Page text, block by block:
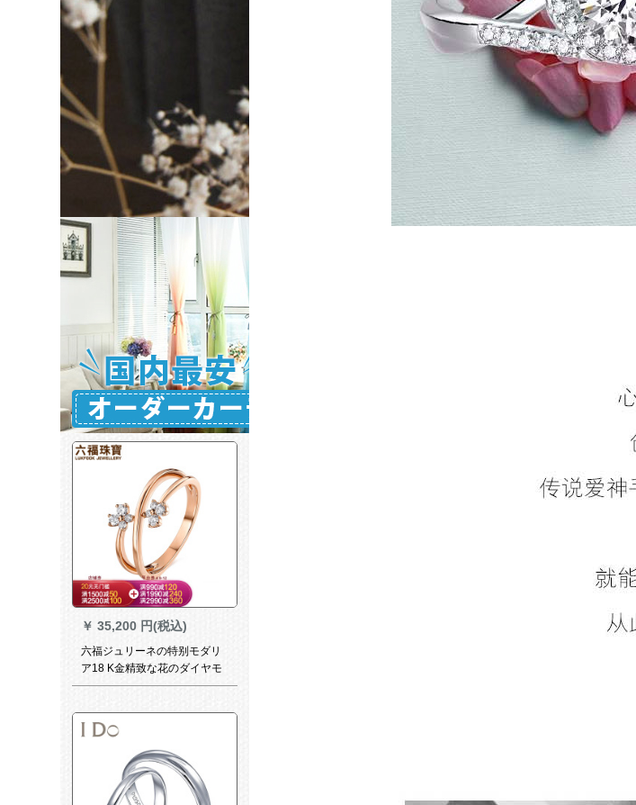
￥ 35,200 円(税込)
六福ジュリーネの特别モダリ
ア18 K金精致な花のダイヤモ
ドの指轮の女性の指轮の闭口
す。